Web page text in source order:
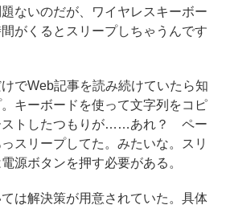
ないのだが、ワイヤレスキーボー
がくるとスリープしちゃうんです
でWeb記事を読み続けていたら知
キーボードを使って文字列をコピ
ストしたつもりが……あれ？ ペー
スリープしてた。みたいな。スリ
源ボタンを押す必要がある。
は解決策が用意されていた。具体